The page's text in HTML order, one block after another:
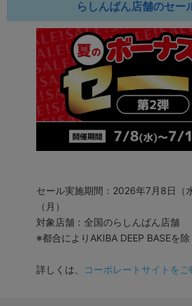
らしんばん店舗のセー
セール実施期間：2026年7月8日（
（月）
対象店舗：全国のらしんばん店舗
※都合によりAKIBA DEEP BASEを除
詳しくは、 コーポレートサイトをご